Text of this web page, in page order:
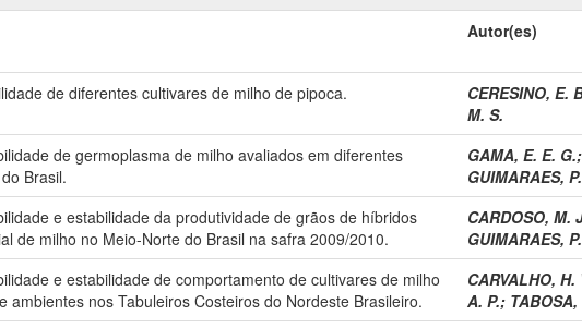
Autor(es)
de diferentes cultivares de milho de pipoca. CERESINO, E.
M. S.
de germoplasma de milho avaliados em diferentes
Brasil.
GAMA, E. E. G.;
GUIMARAES,
e estabilidade da produtividade de grãos de híbridos
de milho no Meio-Norte do Brasil na safra 2009/2010.
CARDOSO, M.
GUIMARAES,
e estabilidade de comportamento de cultivares de milho
ambientes nos Tabuleiros Costeiros do Nordeste Brasileiro.
CARVALHO, H.
A. P.; TABOSA,